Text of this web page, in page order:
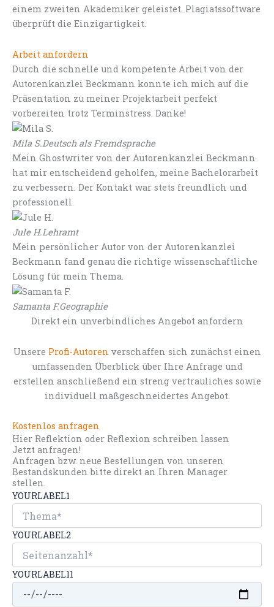
einem zweiten Akademiker geleistet. Plagiatssoftware
überprüft die Einzigartigkeit.
Arbeit anfordern
Durch die schnelle und kompetente Arbeit von der
Autorenkanzlei Beckmann konnte ich mich auf die
Präsentation zu meiner Projektarbeit perfekt
vorbereiten trotz Terminstress. Danke!
Mila S.Deutsch als Fremdsprache
Mein Ghostwriter von der Autorenkanzlei Beckmann
hat mir entscheidend geholfen, meine Bachelorarbeit
zu verbessern. Der Kontakt war stets freundlich und
professionell.
Jule H.Lehramt
Mein persönlicher Autor von der Autorenkanzlei
Beckmann fand genau die richtige wissenschaftliche
Lösung für mein Thema.
Samanta F.Geographie
Direkt ein unverbindliches Angebot anfordern
Unsere Profi-Autoren verschaffen sich zunächst einen
umfassenden Überblick über Ihre Anfrage und
erstellen anschließend ein streng vertrauliches sowie
individuell maßgeschneidertes Angebot.
Kostenlos anfragen
Hier Reflektion oder Reflexion schreiben lassen
Jetzt anfragen!
Anfragen bzw. neue Bestellungen von unseren
Bestandskunden bitte direkt an Ihren Manager
stellen.
YOURLABEL1
YOURLABEL2
YOURLABEL11